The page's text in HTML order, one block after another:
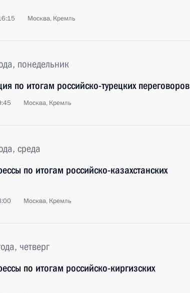
Москва, Кремль
понедельник
по итогам российско-турецких переговоров
Москва, Кремль
среда
по итогам российско-казахстанских
Москва, Кремль
четверг
по итогам российско-киргизских